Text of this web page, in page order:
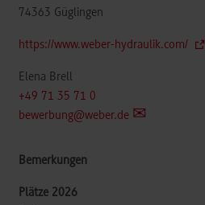
74363 Güglingen
https://www.weber-hydraulik.com/
Elena Brell
+49 71 35 71 0
bewerbung@weber.de